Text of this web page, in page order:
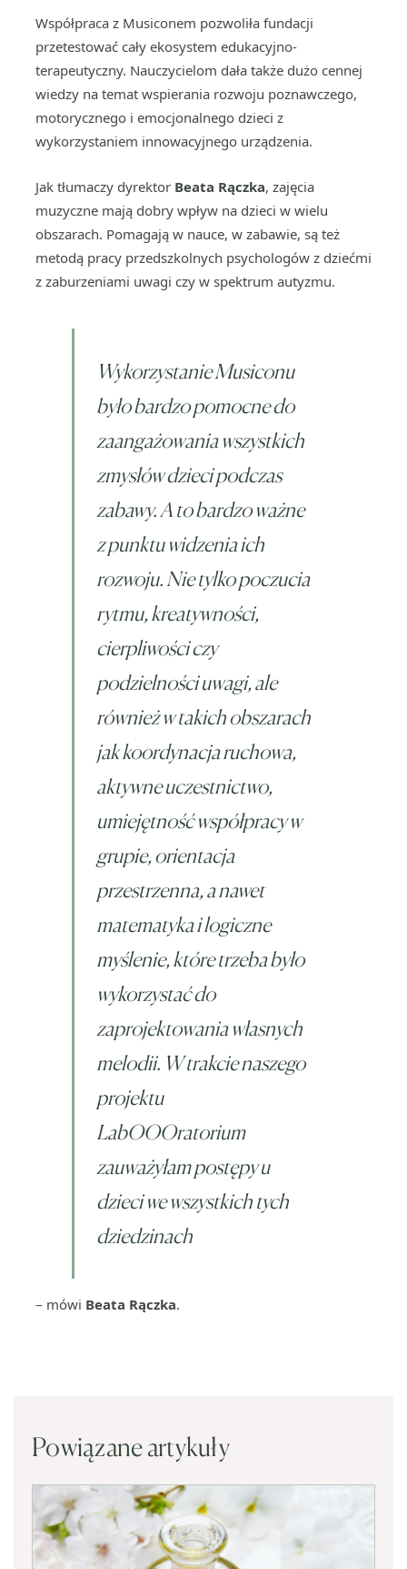
Współpraca z Musiconem pozwoliła fundacji
przetestować cały ekosystem edukacyjno-
terapeutyczny. Nauczycielom dała także dużo cennej
wiedzy na temat wspierania rozwoju poznawczego,
motorycznego i emocjonalnego dzieci z
wykorzystaniem innowacyjnego urządzenia.
Jak tłumaczy dyrektor Beata Rączka, zajęcia
muzyczne mają dobry wpływ na dzieci w wielu
obszarach. Pomagają w nauce, w zabawie, są też
metodą pracy przedszkolnych psychologów z dziećmi
z zaburzeniami uwagi czy w spektrum autyzmu.
Wykorzystanie Musiconu
było bardzo pomocne do
zaangażowania wszystkich
zmysłów dzieci podczas
zabawy. A to bardzo ważne
z punktu widzenia ich
rozwoju. Nie tylko poczucia
rytmu, kreatywności,
cierpliwości czy
podzielności uwagi, ale
również w takich obszarach
jak koordynacja ruchowa,
aktywne uczestnictwo,
umiejętność współpracy w
grupie, orientacja
przestrzenna, a nawet
matematyka i logiczne
myślenie, które trzeba było
wykorzystać do
zaprojektowania własnych
melodii. W trakcie naszego
projektu
LabOOOratorium
zauważyłam postępy u
dzieci we wszystkich tych
dziedzinach
– mówi Beata Rączka.
Powiązane artykuły